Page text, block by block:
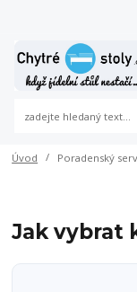
Úvod Poradenský
Jak vybrat